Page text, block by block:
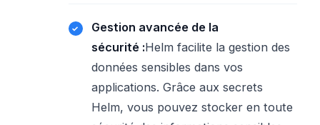
Gestion avancée de la
sécurité :Helm facilite la gestion des
données sensibles dans vos
applications. Grâce aux secrets
Helm, vous pouvez stocker en toute